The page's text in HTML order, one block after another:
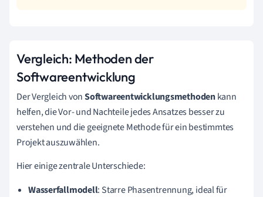
Vergleich: Methoden der
Softwareentwicklung
Der Vergleich vonSoftwareentwicklungsmethodenkann
helfen, die Vor- und Nachteile jedes Ansatzes besser zu
verstehen und die geeignete Methode für ein bestimmtes
Projekt auszuwählen.
Hier einige zentrale Unterschiede:
Wasserfallmodell: Starre Phasentrennung, ideal für